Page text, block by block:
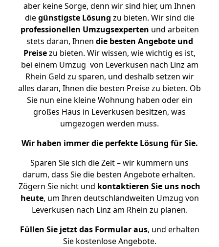
aber keine Sorge, denn wir sind hier, um Ihnen
diegünstigste Lösung zu bieten. Wir sind die
professionellen Umzugsexperten und arbeiten
stets daran, Ihnen die besten Angebote und
Preisezu bieten. Wir wissen, wie wichtig es ist,
bei einem Umzug von Leverkusen nach Linz am
Rhein Geld zu sparen, und deshalb setzen wir
alles daran, Ihnen die besten Preise zu bieten. Ob
Sie nun eine kleine Wohnung haben oder ein
großes Haus in Leverkusen besitzen, was
umgezogen werden muss.
Wir haben immer die perfekte Lösung für Sie.
Sparen Sie sich die Zeit – wir kümmern uns
darum, dass Sie die besten Angebote erhalten.
Zögern Sie nicht und kontaktieren Sie uns noch
heute, um Ihren deutschlandweiten Umzug von
Leverkusen nach Linz am Rhein zu planen.
Füllen Sie jetzt das Formular aus, und erhalten
Sie kostenlose Angebote.